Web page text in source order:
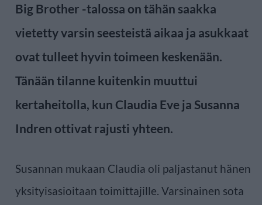
Big Brother -talossa on tähän saakka
vietetty varsin seesteistä aikaa ja asukkaat
ovat tulleet hyvin toimeen keskenään.
Tänään tilanne kuitenkin muuttui
kertaheitolla, kun Claudia Eve ja Susanna
Indren ottivat rajusti yhteen.
Susannan mukaan Claudia oli paljastanut hänen
yksityisasioitaan toimittajille. Varsinainen sota